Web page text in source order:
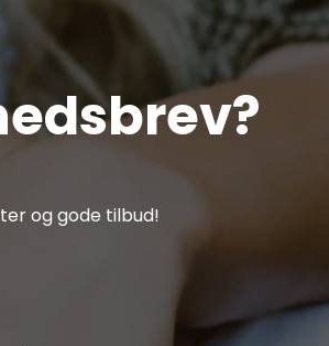
og gode tilbud!